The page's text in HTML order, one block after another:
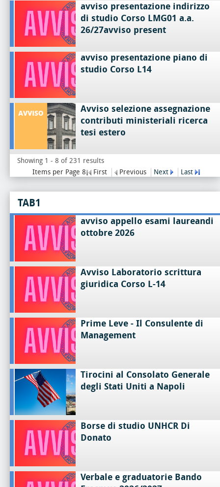
avviso presentazione indirizzo
di studio Corso LMG01 a.a.
26/27avviso present
avviso presentazione piano di
studio Corso L14
Avviso selezione assegnazione
contributi ministeriali ricerca
tesi estero
Showing 1 - 8 of 231 results
Items per Page 8
First Previous Next Last
TAB1
avviso appello esami laureandi
ottobre 2026
Avviso Laboratorio scrittura
giuridica Corso L-14
Prime Leve - Il Consulente di
Management
Tirocini al Consolato Generale
degli Stati Uniti a Napoli
Borse di studio UNHCR Di
Donato
Verbale e graduatorie Bando